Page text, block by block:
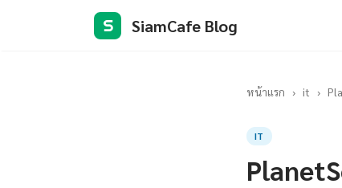
S SiamCafe Blog
หน้าแรก › it ›
IT